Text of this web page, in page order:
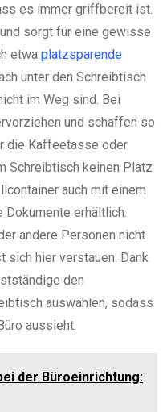
es immer griffbereit ist.
sorgt für eine gewisse
etwa platzsparende
unter den Schreibtisch
im Weg sind. Bei
und schaffen so
die Kaffeetasse oder
Schreibtisch keinen Platz
auch mit einem
erhältlich.
andere Personen nicht
sich hier verstauen. Dank
den
auswählen, sodass
aussieht.
der Büroeinrichtung: